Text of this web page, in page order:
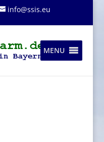
info@ssis.eu
MENU